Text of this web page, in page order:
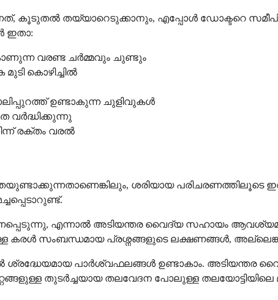
കൂടുതൽ തയ്യാറെടുക്കാനും, എപ്പോൾ ഡോക്ടറെ
ഇതാ:
വരണ്ട ചർമ്മവും ചുണ്ടും
കൊഴിച്ചിൽ
ഉണ്ടാകുന്ന ചുളിവുകൾ
രക്തം വരൽ
ശരിയായ പരിചരണത്തിലൂടെ ഇത്
എന്നാൽ അടിയന്തര വൈദ്യ സഹായം
കരൾ സംബന്ധമായ പ്രശ്നങ്ങളുടെ ലക്ഷണങ്ങൾ,
പാർശ്വഫലങ്ങൾ ഉണ്ടാകാം. അടിയന്തര
തുടർച്ചയായ തലവേദന പോലുള്ള തലയോട്ടിയിലെ